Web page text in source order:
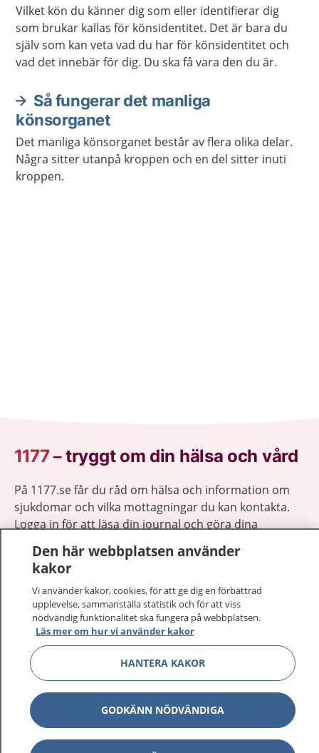
Vilket kön du känner dig som eller identifierar dig
som brukar kallas för könsidentitet. Det är bara du
själv som kan veta vad du har för könsidentitet och
vad det innebär för dig. Du ska få vara den du är.
Så fungerar det manliga
könsorganet
Det manliga könsorganet består av flera olika delar.
Några sitter utanpå kroppen och en del sitter inuti
kroppen.
1177–tryggt om din hälsa och vård
På 1177.se får du råd om hälsa och information om
sjukdomar och vilka mottagningar du kan kontakta.
Logga in för att läsa din journal och göra dina
sjukvårdsrådgivning dygnet runt.
1177 ger dig råd när du vill må bättre.
1177 på flera språk Visa
Om 1177 Visa
Kontakt Visa
Den här webbplatsen använder
kakor
Vi använder kakor, cookies, för att ge dig en förbättrad
upplevelse, sammanställa statistik och för att viss
nödvändig funktionalitet ska fungera på webbplatsen.
Läs mer om hur vi använder kakor
HANTERA KAKOR
GODKÄNN NÖDVÄNDIGA